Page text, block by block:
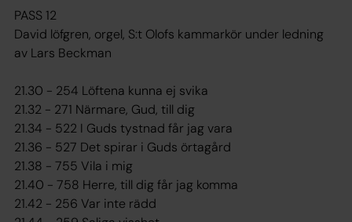
PASS 12
David löfgren, orgel, S:t Olofs kammarkör under ledning
av Lars Beckman
21.30 - 254 Löftena kunna ej svika
21.32 - 271 Närmare, Gud, till dig
21.34 - 522 I Guds tystnad får jag vara
21.36 - 527 Det spirar i Guds örtagård
21.38 - 755 Vila i mig
21.40 - 758 Herre, till dig får jag komma
21.42 - 256 Var inte rädd